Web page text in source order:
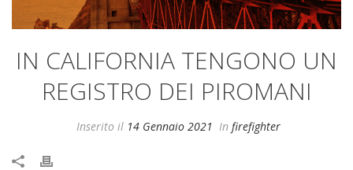
IN CALIFORNIA TENGONO UN
REGISTRO DEI PIROMANI
Inserito il 14 Gennaio 2021 In firefighter